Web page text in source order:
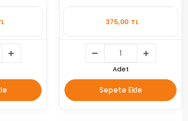
375,00 TL
Adet
Sepete Ekle